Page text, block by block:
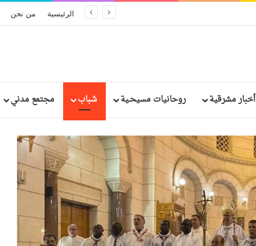
الرئيسية من نحن
أخبار مشرقية روحانيات مسيحـية شباب مجتمع مدني